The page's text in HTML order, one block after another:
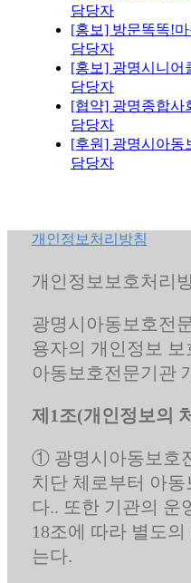
담당자
[홍보] 방문똑똑!
담당자
[홍보] 광명시니어
담당자
[협약] 광명종합사
담당자
[후원] 광명시아동
담당자
개인정보처리방침
개인정보보호처리
광명시아동보호전
용자의 개인정보
아동보호전문기관
제1조(개인정보의
① 광명시아동보호
치단 체로부터 아
다.. 또한 기관의 운
18조에 따라 별도
는다.